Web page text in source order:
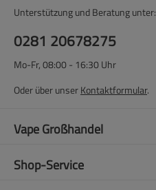
Unterstützung und Beratung unter:
0281 20678275
Mo-Fr, 08:00 - 16:30 Uhr
Oder über unserKontaktformular.
Vape Großhandel
Shop-Service